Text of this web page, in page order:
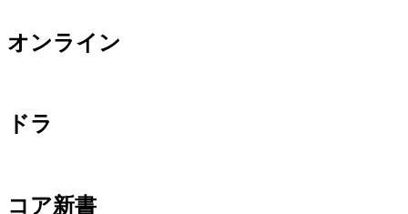
オンライン
ドラ
コア新書